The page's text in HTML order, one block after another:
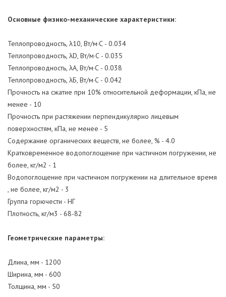
Основные физико-механические характеристики:
Теплопроводность, λ10, Вт/м·С - 0.034
Теплопроводность, λD, Вт/м·С - 0.035
Теплопроводность, λА, Вт/м·С - 0.038
Теплопроводность, λБ, Вт/м·С - 0.042
Прочность на сжатие при 10% относительной деформации, кПа, не
менее - 10
Прочность при растяжении перпендикулярно лицевым
поверхностям, кПа, не менее - 5
Содержание органических веществ, не более, % - 4.0
Кратковременное водопоглощение при частичном погружении, не
более, кг/м2 - 1
Водопоглощение при частичном погружении на длительное время
, не более, кг/м2 - 3
Группа горючести - НГ
Плотность, кг/м3 - 68-82
Геометрические параметры:
Длина, мм - 1200
Ширина, мм - 600
Толщина, мм - 50